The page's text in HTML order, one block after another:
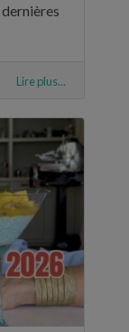
Lire plus...